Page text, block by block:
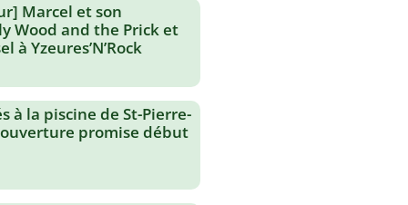
Marcel et son
Wood and the Prick et
à Yzeures’N’Rock
à la piscine de St-Pierre-
promise début